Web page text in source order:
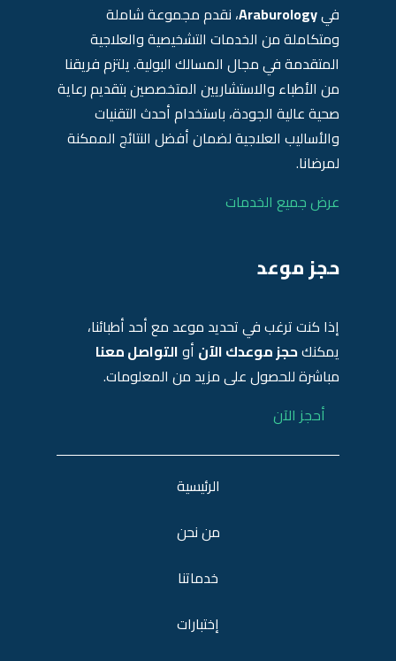
فيAraburology، نقدم مجموعة شاملة
ومتكاملة من الخدمات التشخيصية والعلاجية
المتقدمة في مجال المسالك البولية. يلتزم فريقنا
من الأطباء والاستشاريين المتخصصين بتقديم رعاية
صحية عالية الجودة، باستخدام أحدث التقنيات
والأساليب العلاجية لضمان أفضل النتائج الممكنة
لمرضانا.
عرض جميع الخدمات
حجز موعد
إذا كنت ترغب في تحديد موعد مع أحد أطبائنا،
يمكنكحجز موعدك الآن أوالتواصل معنا
مباشرة للحصول على مزيد من المعلومات.
أحجز الآن
الرئيسية
من نحن
خدماتنا
إختبارات